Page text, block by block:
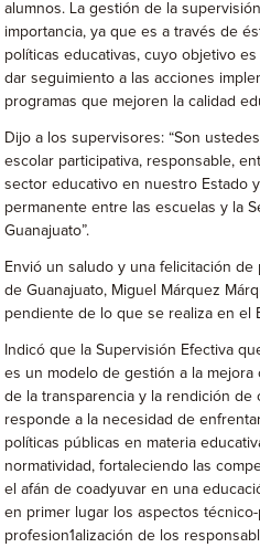
alumnos. La gestión de la
importancia, ya que es a través de
políticas educativas, cuyo objetivo
dar seguimiento a las acciones
programas que mejoren la calidad
Dijo a los supervisores: “Son
escolar participativa, responsable,
sector educativo en nuestro Estado
permanente entre las escuelas y la
Guanajuato”.
Envió un saludo y una felicitación
de Guanajuato, Miguel Márquez
pendiente de lo que se realiza en el
Indicó que la Supervisión Efectiva
es un modelo de gestión a la mejora
de la transparencia y la rendición de
responde a la necesidad de
políticas públicas en materia
normatividad, fortaleciendo las
el afán de coadyuvar en una
en primer lugar los aspectos
profesion1alización de los